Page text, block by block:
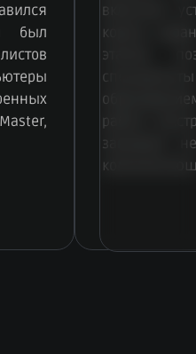
был
включает
корпус,
этапов,
работу
занимает